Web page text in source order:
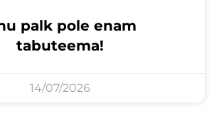
palk pole enam
tabuteema!
14/07/2026